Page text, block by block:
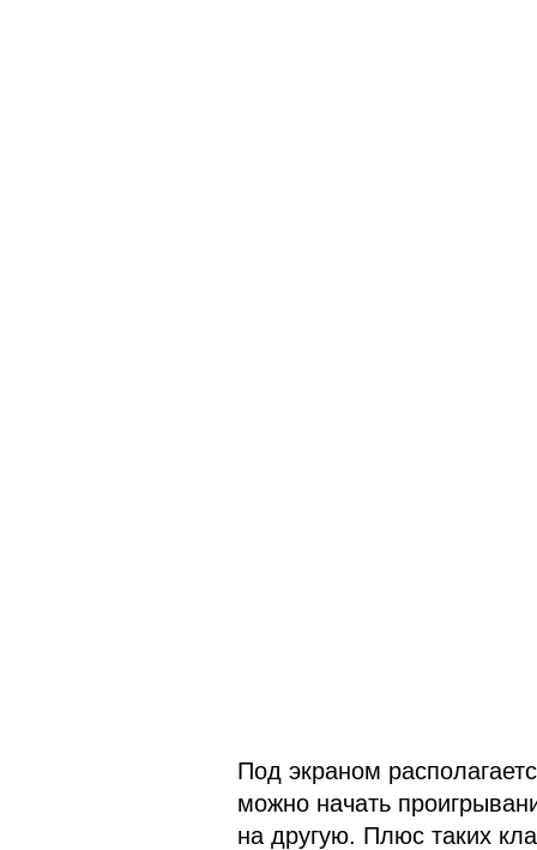
Под экраном
можно начать
на другую. Плюс таких